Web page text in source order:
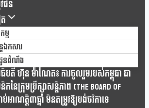
ជន
ម្ម
ឯកសារ
ជូនដំណឹង
ធិបតី ហ៊ុន ម៉ាណែត៖ ការចូលរួមរបស់កម្ពុជា ជា
នៃក្រុមប្រឹក្សាសន្តិភាព (The Board Of
អាណត្តិ៣ឆ្នាំ មិនតម្រូវឱ្យបង់ថវិកាទេ